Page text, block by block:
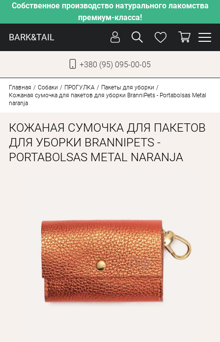
Собственное производство натурального лакомства
премиум-класса!
BARK&TAIL
+380 (95) 095-00-05
ЗАБОТА
ОТ ЖАРЫ
НАШЕ ПРОИЗВОДСТВО
Оплата и доставка
Программа лояльности
О Нас
Оптовым клиентам
Контакты
Главная Собаки ПРОГУЛКА
Пакеты для уборки
Кожаная сумочка для пакетов для уборки BranniPets - Portabolsas Metal
naranja
КОЖАНАЯ СУМОЧКА ДЛЯ ПАКЕТОВ
ДЛЯ УБОРКИ BRANNIPETS -
PORTABOLSAS METAL NARANJA